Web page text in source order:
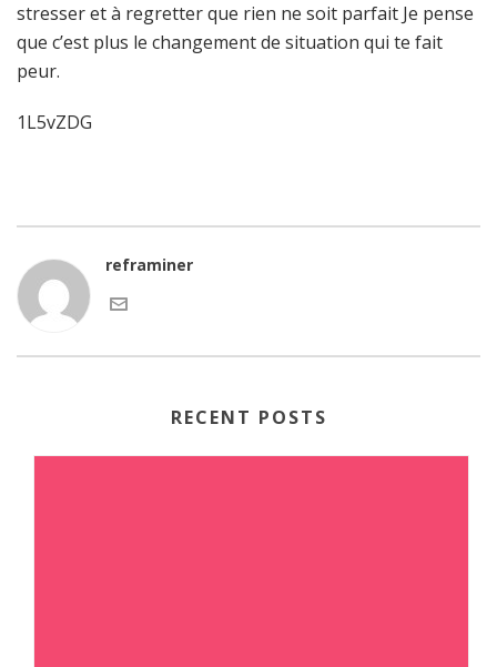
stresser et à regretter que rien ne soit parfait Je pense
que c’est plus le changement de situation qui te fait
peur.
1L5vZDG
reframiner
RECENT POSTS